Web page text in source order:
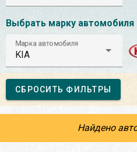
Выбрать марку автомобиля
Марка автомобиля
KIA
СБРОСИТЬ ФИЛЬТРЫ
Найдено